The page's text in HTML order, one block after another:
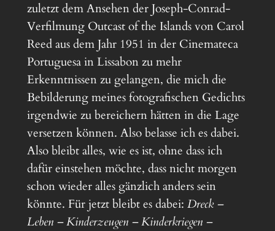
zuletzt dem Ansehen der Joseph-Conrad-
Verfilmung Outcast of the Islands von Carol
Reed aus dem Jahr 1951 in der Cinemateca
Portuguesa in Lissabon zu mehr
Erkenntnissen zu gelangen, die mich die
Bebilderung meines fotografischen Gedichts
irgendwie zu bereichern hätten in die Lage
versetzen können. Also belasse ich es dabei.
Also bleibt alles, wie es ist, ohne dass ich
dafür einstehen möchte, dass nicht morgen
schon wieder alles gänzlich anders sein
könnte. Für jetzt bleibt es dabei: Dreck –
Leben – Kinderzeugen – Kinderkriegen –